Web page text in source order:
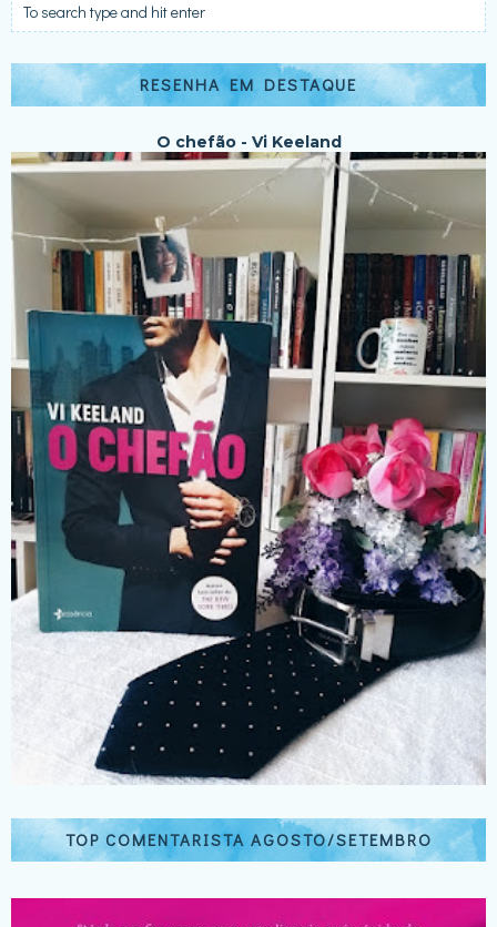
RESENHA EM DESTAQUE
O chefão - Vi Keeland
TOP COMENTARISTA AGOSTO/SETEMBRO